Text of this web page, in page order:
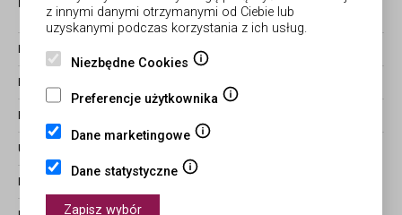
USTAWIENIA COOKIES
z innymi danymi otrzymanymi od Ciebie lub
uzyskanymi podczas korzystania z ich usług.
Niezbędne Cookies
Preferencje użytkownika
Dane marketingowe
Dane statystyczne
Zapisz wybór